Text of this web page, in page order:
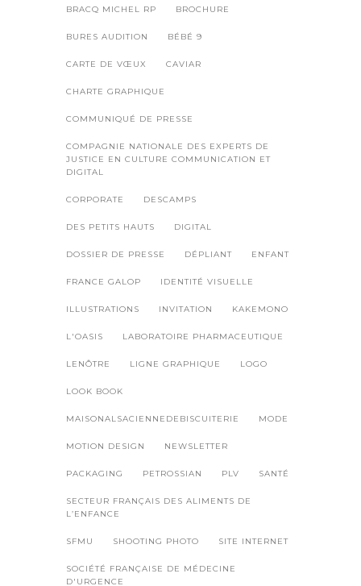
BRACQ MICHEL RP BROCHURE
BURES AUDITION BÉBÉ 9
CARTE DE VŒUX CAVIAR
CHARTE GRAPHIQUE
COMMUNIQUÉ DE PRESSE
COMPAGNIE NATIONALE DES EXPERTS DE
JUSTICE EN CULTURE COMMUNICATION ET
DIGITAL
CORPORATE DESCAMPS
DES PETITS HAUTS DIGITAL
DOSSIER DE PRESSE DÉPLIANT ENFANT
FRANCE GALOP IDENTITÉ VISUELLE
ILLUSTRATIONS INVITATION KAKEMONO
L'OASIS LABORATOIRE PHARMACEUTIQUE
LENÔTRE LIGNE GRAPHIQUE LOGO
LOOK BOOK
MAISONALSACIENNEDEBISCUITERIE MODE
MOTION DESIGN NEWSLETTER
PACKAGING PETROSSIAN PLV SANTÉ
SECTEUR FRANÇAIS DES ALIMENTS DE
L’ENFANCE
SFMU SHOOTING PHOTO SITE INTERNET
SOCIÉTÉ FRANÇAISE DE MÉDECINE
D'URGENCE